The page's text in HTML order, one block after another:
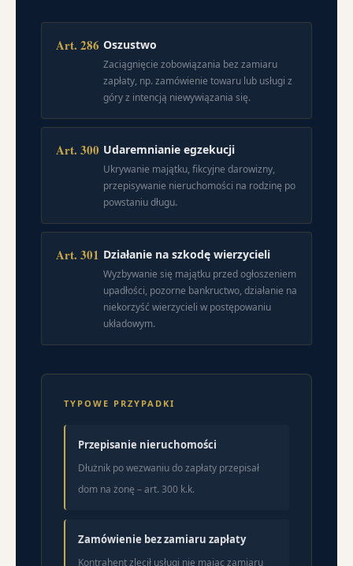
Art. 286 Oszustwo
Zaciągnięcie zobowiązania bez zamiaru
zapłaty, np. zamówienie towaru lub usługi z
góry z intencją niewywiązania się.
Art. 300 Udaremnianie egzekucji
Ukrywanie majątku, fikcyjne darowizny,
przepisywanie nieruchomości na rodzinę po
powstaniu długu.
Art. 301 Działanie na szkodę wierzycieli
Wyzbywanie się majątku przed ogłoszeniem
upadłości, pozorne bankructwo, działanie na
niekorzyść wierzycieli w postępowaniu
układowym.
TYPOWE PRZYPADKI
Przepisanie nieruchomości
Dłużnik po wezwaniu do zapłaty przepisał
dom na żonę – art. 300 k.k.
Zamówienie bez zamiaru zapłaty
Kontrahent zlecił usługi nie mając zamiaru